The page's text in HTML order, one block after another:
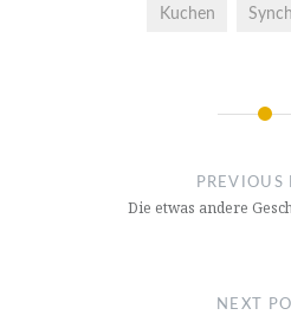
Kuchen
PREVIOUS
Die etwas andere
NEXT